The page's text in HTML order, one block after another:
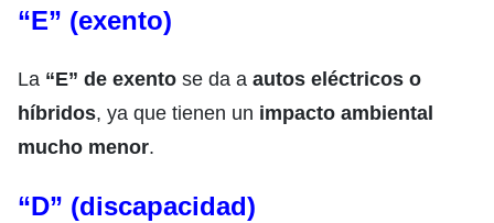
“E” (exento)
La “E” de exento se da a autos eléctricos o
híbridos, ya que tienen un impacto ambiental
mucho menor.
“D” (discapacidad)